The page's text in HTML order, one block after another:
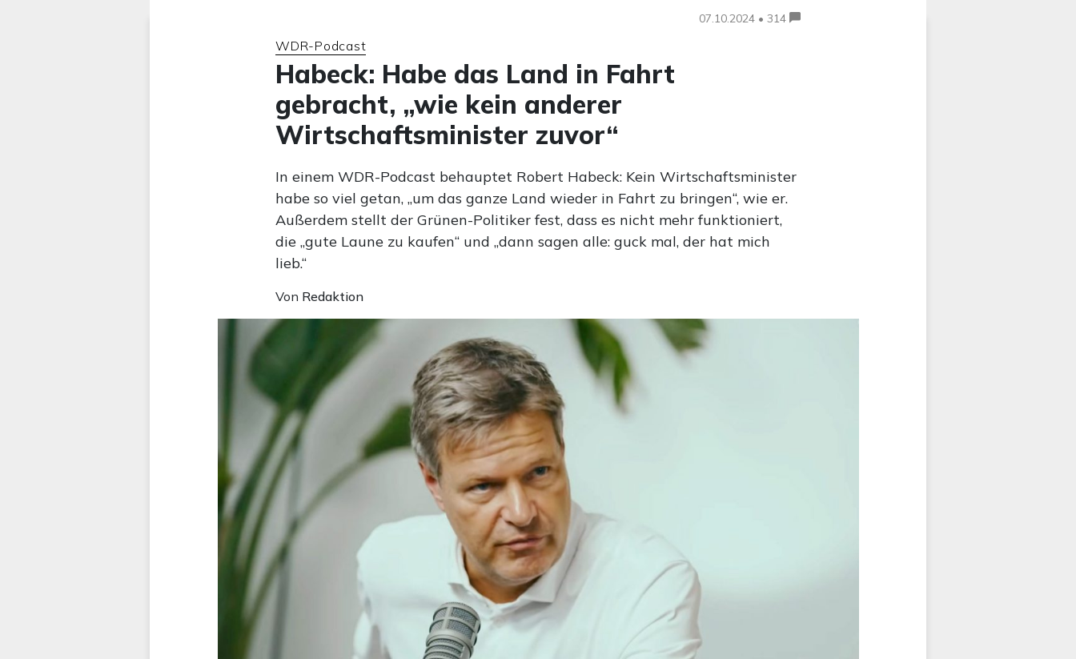
07.10.2024 • 314
WDR-Podcast
Habeck: Habe das Land in Fahrt
gebracht, „wie kein anderer
Wirtschaftsminister zuvor“
In einem WDR-Podcast behauptet Robert Habeck: Kein Wirtschaftsminister
habe so viel getan, „um das ganze Land wieder in Fahrt zu bringen“, wie er.
Außerdem stellt der Grünen-Politiker fest, dass es nicht mehr funktioniert,
die „gute Laune zu kaufen“ und „dann sagen alle: guck mal, der hat mich
lieb.“
Von Redaktion